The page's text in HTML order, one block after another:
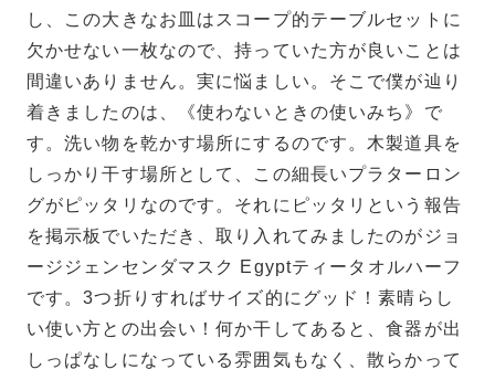
し、この大きなお皿はスコープ的テーブルセットに
欠かせない一枚なので、持っていた方が良いことは
間違いありません。実に悩ましい。そこで僕が辿り
着きましたのは、《使わないときの使いみち》で
す。洗い物を乾かす場所にするのです。木製道具を
しっかり干す場所として、この細長いプラターロン
グがピッタリなのです。それにピッタリという報告
を掲示板でいただき、取り入れてみましたのがジョ
ージジェンセンダマスク Egyptティータオルハーフ
です。3つ折りすればサイズ的にグッド！素晴らし
い使い方との出会い！何か干してあると、食器が出
しっぱなしになっている雰囲気もなく、散らかって